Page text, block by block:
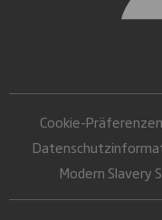
Cookie-Präferenzen
Modern Slavery